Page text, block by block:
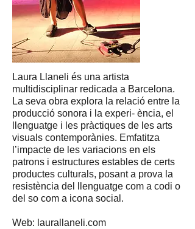
Laura Llaneli és una artista
multidisciplinar redicada a Barcelona.
La seva obra explora la relació entre la
producció sonora i la experi- ència, el
llenguatge i les pràctiques de les arts
visuals contemporànies. Emfatitza
l’impacte de les variacions en els
patrons i estructures estables de certs
productes culturals, posant a prova la
resistència del llenguatge com a codi o
del so com a icona social.
Web: laurallaneli.com